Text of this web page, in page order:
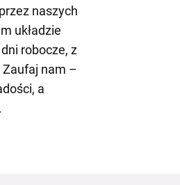
naszych
układzie
robocze, z
nam –
a